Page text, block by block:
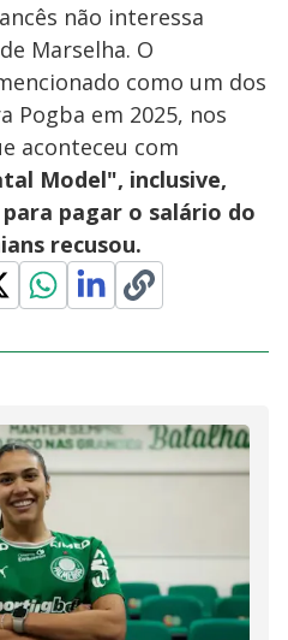
não interessa
Marselha. O
como um dos
Pogba em 2025, nos
aconteceu com
Model", inclusive,
pagar o salário do
recusou.